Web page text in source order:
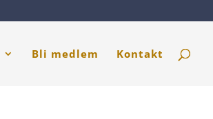
Bli medlem Kontakt